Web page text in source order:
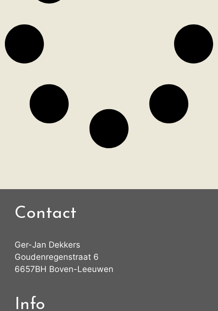
Contact
Ger-Jan Dekkers
Goudenregenstraat 6
6657BH Boven-Leeuwen
Info